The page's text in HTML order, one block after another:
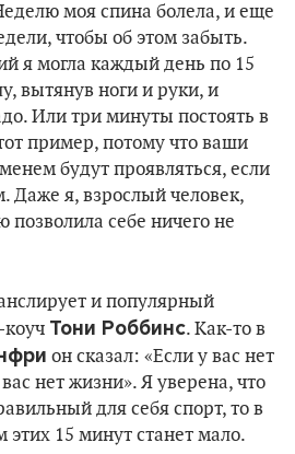
моя спина болела, и еще
чтобы об этом забыть.
я могла каждый день по 15
вытянув ноги и руки, и
Или три минуты постоять в
пример, потому что ваши
будут проявляться, если
Даже я, взрослый человек,
позволила себе ничего не
и популярный
Тони Роббинс. Как-то в
он сказал: «Если у вас нет
нет жизни». Я уверена, что
для себя спорт, то в
15 минут станет мало.